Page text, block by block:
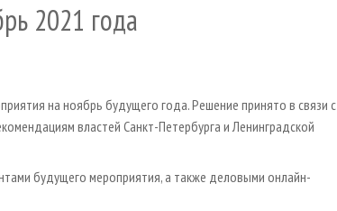
2021 года
на ноябрь будущего года. Решение принято в связи с
властей Санкт-Петербурга и Ленинградской
будущего мероприятия, а также деловыми онлайн-